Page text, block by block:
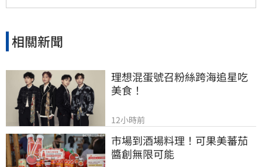
氣象資訊，提前做好防颱準備以保安全。
相關新聞
理想混蛋號召粉絲跨海追星吃
美食！
12小時前
市場到酒場料理！可果美蕃茄
醬創無限可能